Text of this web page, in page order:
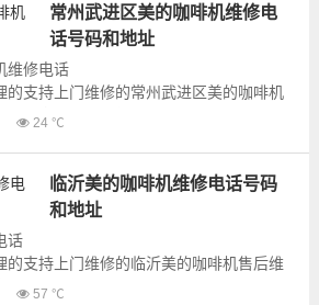
常州武进区美的咖啡机维修电
话号码和地址
维修电话
的支持上门维修的常州武进区美的咖啡机
信息，可以为您提供美的咖啡机的各种
24 ℃
临沂美的咖啡机维修电话号码
和地址
话
的支持上门维修的临沂美的咖啡机售后维
可以为您提供美的咖啡机的各种型号咖
57 ℃